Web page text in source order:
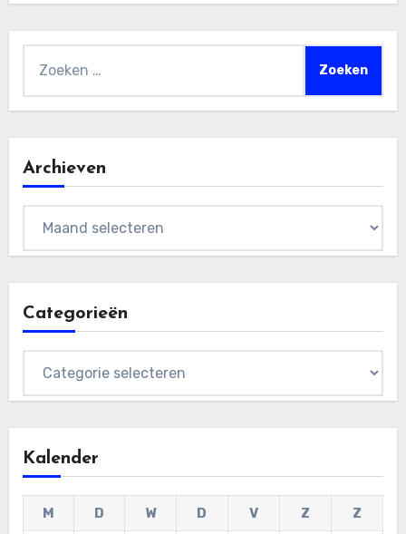
Archieven
Categorieën
Kalender
M D W D V Z
Z